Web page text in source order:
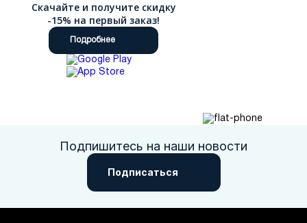
Скачайте и получите скидку
-15% на первый заказ!
Подробнее
Подпишитесь на наши новости
Подписаться